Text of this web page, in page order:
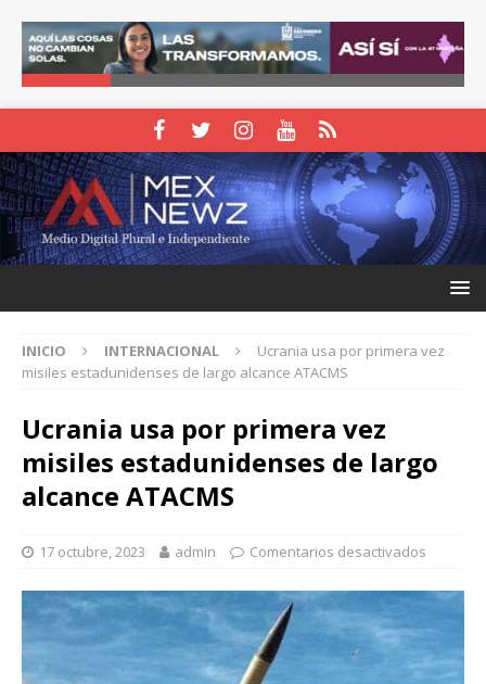
INICIO INTERNACIONAL
Ucrania usa por primera vez
misiles estadunidenses de largo alcance ATACMS
Ucrania usa por primera vez
misiles estadunidenses de largo
alcance ATACMS
17 octubre, 2023 admin Comentarios desactivados